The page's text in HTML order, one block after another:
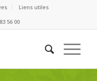
Liens utiles
56 00